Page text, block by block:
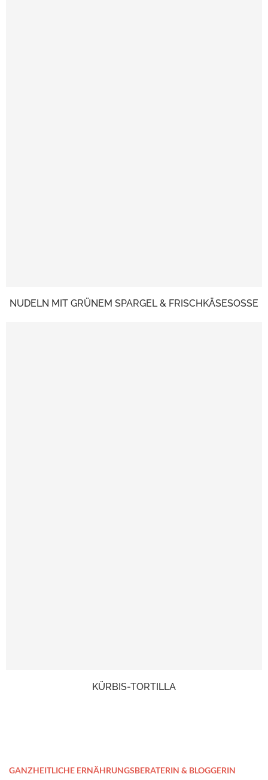
NUDELN MIT GRÜNEM SPARGEL & FRISCHKÄSESOSSE
KÜRBIS-TORTILLA
GANZHEITLICHE ERNÄHRUNGSBERATERIN & BLOGGERIN